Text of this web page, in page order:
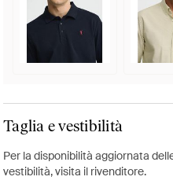
Taglia e vestibilità
Per la disponibilità aggiornata
vestibilità, visita il rivenditore.